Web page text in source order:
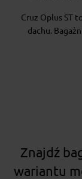
Cruz Oplus ST
dachu.
Znajdź
wariantu